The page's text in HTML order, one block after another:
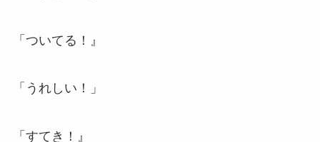
「ついてる！』
「うれしい！」
「すてき！』